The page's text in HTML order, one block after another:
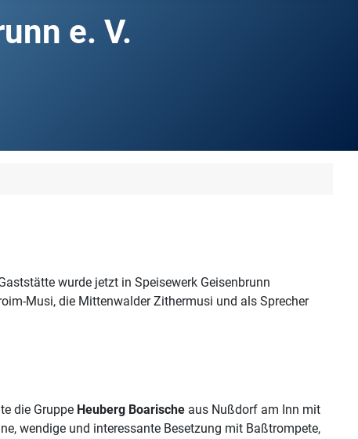
e. V.
wurde jetzt in Speisewerk Geisenbrunn
Musi, die Mittenwalder Zithermusi und als Sprecher
die Gruppe Heuberg Boarische aus Nußdorf am Inn mit
wendige und interessante Besetzung mit Baßtrompete,